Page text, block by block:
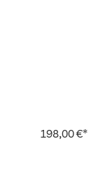
198,00 €*